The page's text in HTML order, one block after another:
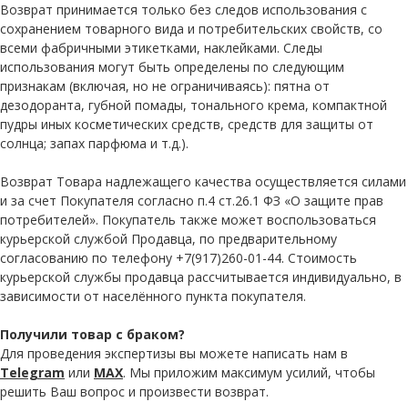
Возврат принимается только без следов использования с
сохранением товарного вида и потребительских свойств, со
всеми фабричными этикетками, наклейками. Следы
использования могут быть определены по следующим
признакам (включая, но не ограничиваясь): пятна от
дезодоранта, губной помады, тонального крема, компактной
пудры иных косметических средств, средств для защиты от
солнца; запах парфюма и т.д.).
Возврат Товара надлежащего качества осуществляется силами
и за счет Покупателя согласно п.4 ст.26.1 ФЗ «О защите прав
потребителей». Покупатель также может воспользоваться
курьерской службой Продавца, по предварительному
согласованию по телефону +7(917)260-01-44. Стоимость
курьерской службы продавца рассчитывается индивидуально, в
зависимости от населённого пункта покупателя.
Получили товар с браком?
Для проведения экспертизы вы можете написать нам в
Telegram или MAX. Мы приложим максимум усилий, чтобы
решить Ваш вопрос и произвести возврат.